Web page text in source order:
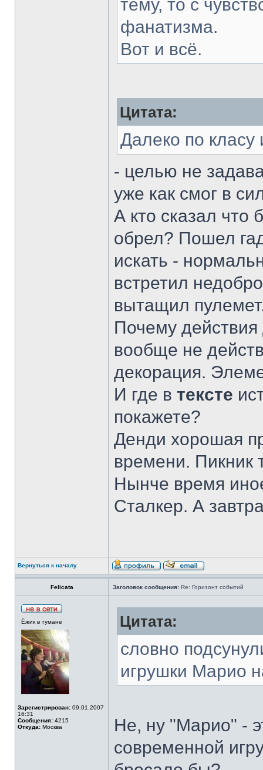
тему, то с
фанатизма.
Вот и всё.
Цитата:
Далеко по класу
- целью не
уже как смог в
А кто сказал что
обрел? Пошел
искать -
встретил
вытащил
Почему
вообще не
декорация.
И где в тексте
покажете?
Денди хорошая
времени. Пикник
Нынче время
Сталкер. А
Вернуться к началу
Felicata Заголовок сообщения: Re: Горизонт событий
Ёжик в тумане
Зарегистрирован: 09.01.2007
16:31
Сообщения: 4215
Откуда: Москва
Цитата:
словно
игрушки Марио
Не, ну "Марио" -
современной